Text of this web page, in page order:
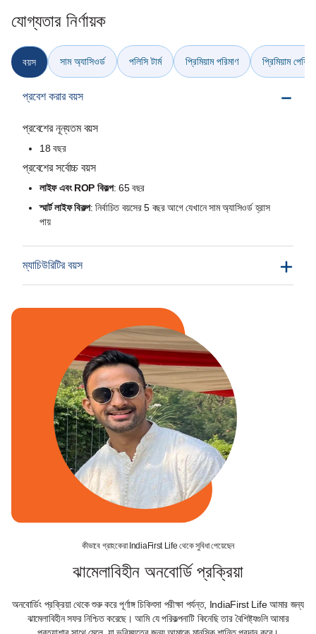
যোগ্যতার নির্ণায়ক
বয়স সাম অ্যাসিওর্ড‌ পলিসি টার্ম প্রিমিয়াম পরিমাণ প্রিমিয়াম পেয়িং
প্রবেশ করার বয়স
প্রবেশের নূন্যতম বয়স
18 বছর
প্রবেশের সর্বোচ্চ বয়স
লাইফ এবং ROP বিকল্প: 65 বছর
স্মার্ট লাইফ বিকল্প: নির্বাচিত বয়সের 5 বছর আগে যেখানে সাম অ্যাসিওর্ড‌ হ্রাস
পায়
ম্যাচিউরিটির বয়স
কীভাবে গ্রাহকেরা IndiaFirst Life থেকে সুবিধা পেয়েছেন
ঝামেলাবিহীন অনবোর্ডি প্রক্রিয়া
অনবোর্ডিং প্রক্রিয়া থেকে শুরু করে পূর্ণাঙ্গ চিকিৎসা পরীক্ষা পর্যন্ত, IndiaFirst Life আমার জন্য
ঝামেলাবিহীন সফর নিশ্চিত করেছে। আমি যে পরিকল্পনাটি কিনেছি তার বৈশিষ্ট্যগুলি আমার